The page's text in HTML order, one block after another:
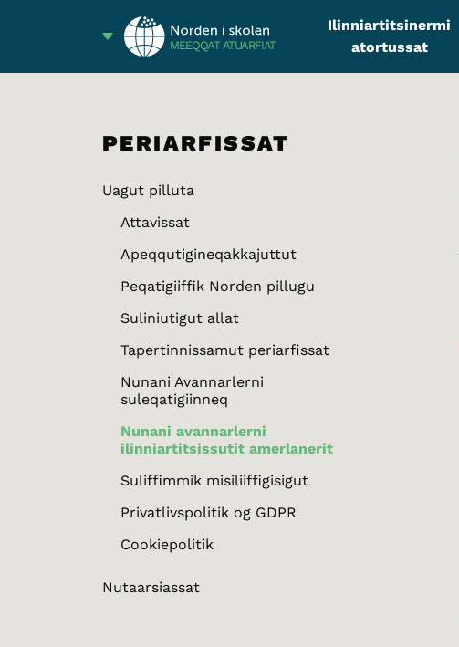
MEEQQAT ATUARFIAT
Ilinniartitsinermi
atortussat
PERIARFISSAT
Uagut pilluta
Attavissat
Apeqqutigineqakkajuttut
Peqatigiiffik Norden pillugu
Suliniutigut allat
Tapertinnissamut periarfissat
Nunani Avannarlerni
suleqatigiinneq
Nunani avannarlerni
ilinniartitsissutit amerlanerit
Suliffimmik misiliiffigisigut
Privatlivspolitik og GDPR
Cookiepolitik
Nutaarsiassat